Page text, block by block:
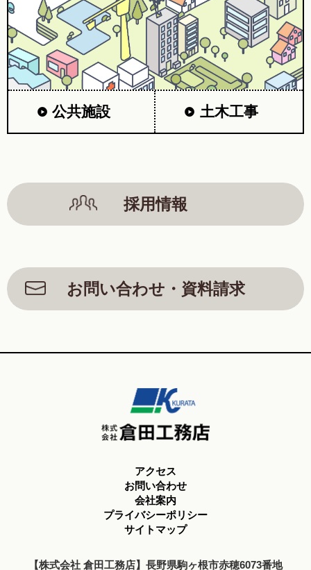
公共施設 土木工事
採用情報
お問い合わせ・資料請求
アクセス
お問い合わせ
会社案内
プライバシーポリシー
サイトマップ
【株式会社 倉田工務店】長野県駒ヶ根市赤穂6073番地